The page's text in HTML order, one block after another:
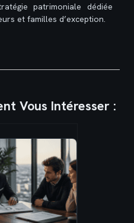
patrimoniale dédiée
et familles d’exception.
Vous Intéresser :